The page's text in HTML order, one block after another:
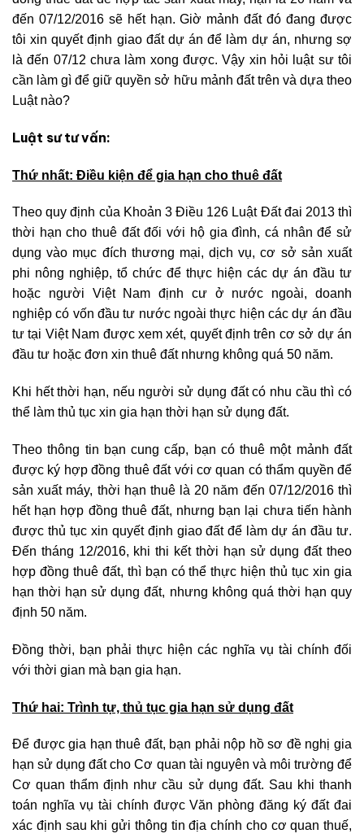
đến 07/12/2016 sẽ hết hạn. Giờ mảnh đất đó đang được
tôi xin quyết định giao đất dự án để làm dự án, nhưng sợ
là đến 07/12 chưa làm xong được. Vậy xin hỏi luật sư tôi
cần làm gì để giữ quyền sở hữu mảnh đất trên và dựa theo
Luật nào?
Luật sư tư vấn:
Thứ nhất: Điều kiện để gia hạn cho thuê đất
Theo quy định của Khoản 3 Điều 126 Luật Đất đai 2013 thì
thời hạn cho thuê đất đối với hộ gia đình, cá nhân để sử
dụng vào mục đích thương mại, dịch vụ, cơ sở sản xuất
phi nông nghiệp, tổ chức để thực hiện các dự án đầu tư
hoặc người Việt Nam định cư ở nước ngoài, doanh
nghiệp có vốn đầu tư nước ngoài thực hiện các dự án đầu
tư tại Việt Nam được xem xét, quyết định trên cơ sở dự án
đầu tư hoặc đơn xin thuê đất nhưng không quá 50 năm.
Khi hết thời hạn, nếu người sử dụng đất có nhu cầu thì có
thể làm thủ tục xin gia hạn thời hạn sử dụng đất.
Theo thông tin bạn cung cấp, bạn có thuê một mảnh đất
được ký hợp đồng thuê đất với cơ quan có thẩm quyền để
sản xuất máy, thời hạn thuê là 20 năm đến 07/12/2016 thì
hết hạn hợp đồng thuê đất, nhưng bạn lại chưa tiến hành
được thủ tục xin quyết định giao đất để làm dự án đầu tư.
Đến tháng 12/2016, khi thi kết thời hạn sử dụng đất theo
hợp đồng thuê đất, thì bạn có thể thực hiện thủ tục xin gia
hạn thời hạn sử dụng đất, nhưng không quá thời hạn quy
định 50 năm.
Đồng thời, bạn phải thực hiện các nghĩa vụ tài chính đối
với thời gian mà bạn gia hạn.
Thứ hai: Trình tự, thủ tục gia hạn sử dụng đất
Để được gia hạn thuê đất, bạn phải nộp hồ sơ đề nghị gia
hạn sử dụng đất cho Cơ quan tài nguyên và môi trường để
Cơ quan thẩm định như cầu sử dụng đất. Sau khi thanh
toán nghĩa vụ tài chính được Văn phòng đăng ký đất đai
xác định sau khi gửi thông tin địa chính cho cơ quan thuế,